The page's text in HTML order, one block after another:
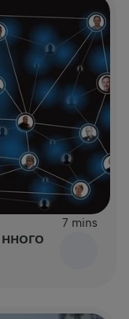
7 mins